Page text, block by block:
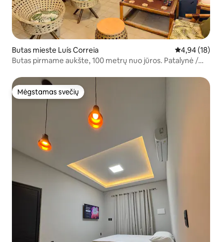
Butas mieste Luís Correia Vidutinis
4,94 (18)
Butas pirmame aukšte, 100 metrų nuo jūros. Patalynė /
Mėgstamas svečių
Mėgstamas svečių